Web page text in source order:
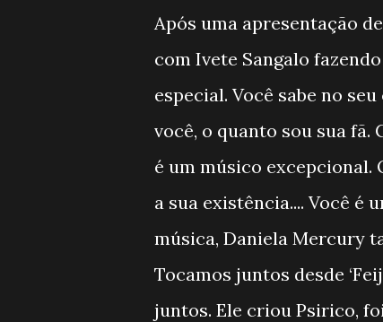
Após uma apresentação
com Ivete Sangalo
especial. Você sabe no
você, o quanto sou sua fã.
é um músico
a sua existência.... Você é
música, Daniela Mercury
Tocamos juntos desde
juntos. Ele criou Psirico,